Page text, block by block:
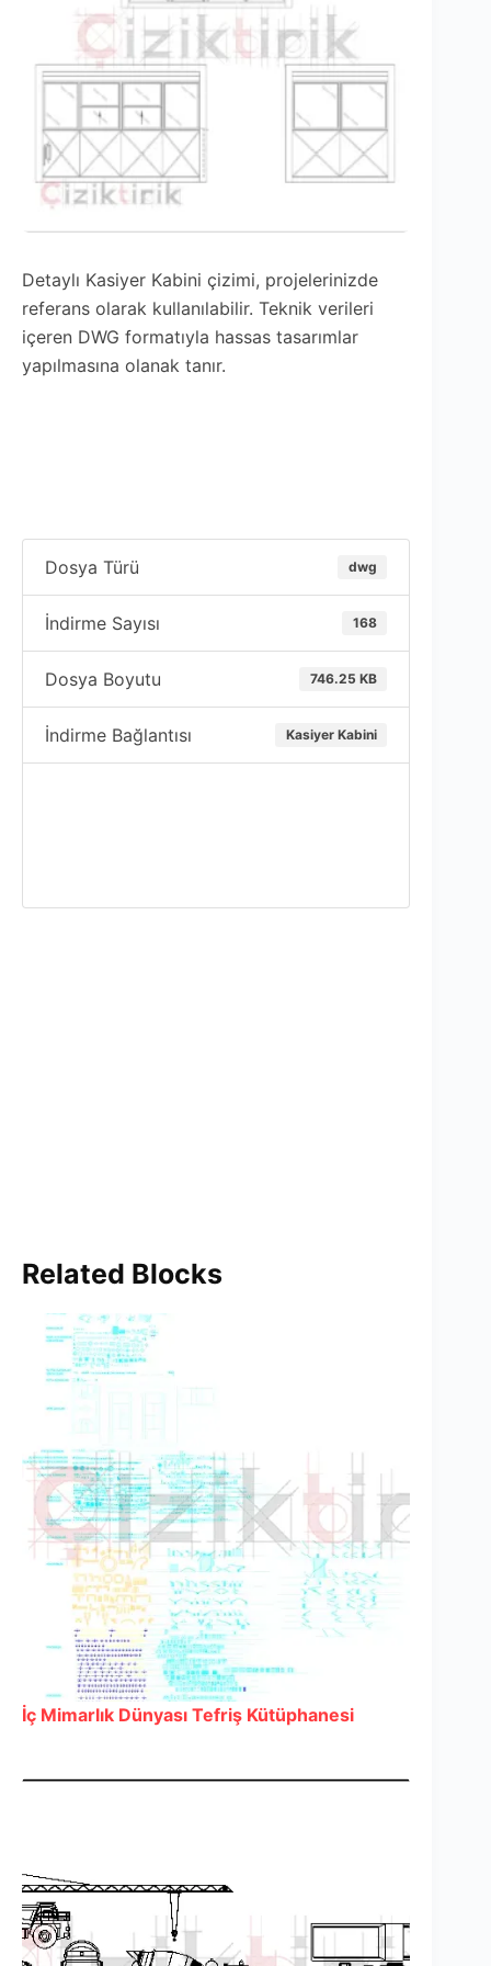
Detaylı Kasiyer Kabini çizimi, projelerinizde
referans olarak kullanılabilir. Teknik verileri
içeren DWG formatıyla hassas tasarımlar
yapılmasına olanak tanır.
Dosya Türü dwg
İndirme Sayısı 168
Dosya Boyutu 746.25 KB
İndirme Bağlantısı Kasiyer Kabini
Related Blocks
İç Mimarlık Dünyası Tefriş Kütüphanesi